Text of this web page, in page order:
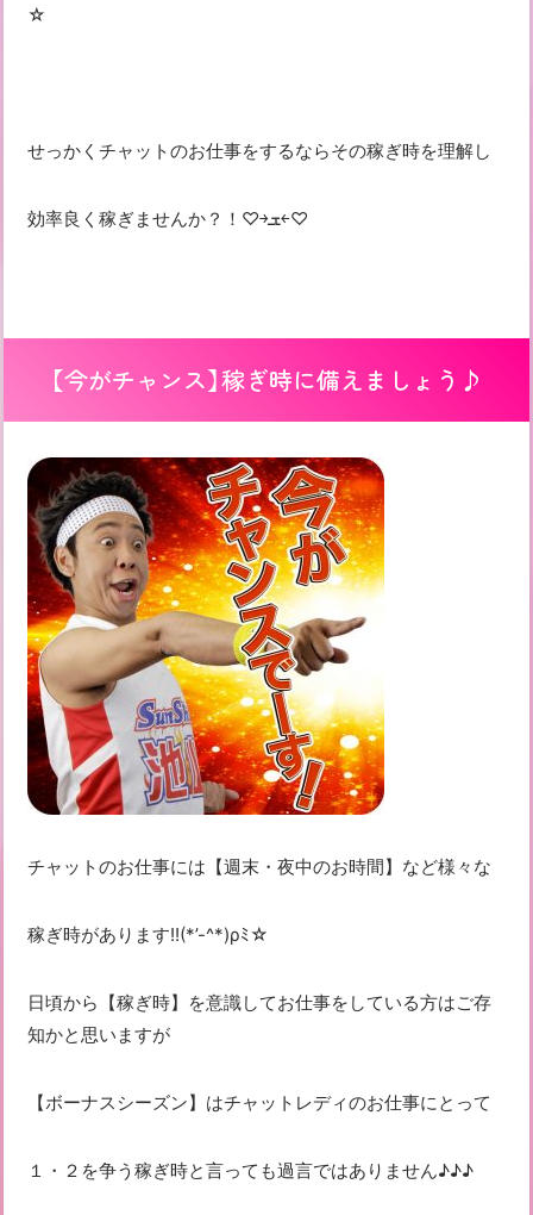
☆
せっかくチャットのお仕事をするならその稼ぎ時を理解し
効率良く稼ぎませんか？！♡￫ܫ￩♡
【今がチャンス】稼ぎ時に備えましょう♪
チャットのお仕事には【週末・夜中のお時間】など様々な
稼ぎ時があります!!(*’-^*)ρﾐ☆
日頃から【稼ぎ時】を意識してお仕事をしている方はご存
知かと思いますが
【ボーナスシーズン】はチャットレディのお仕事にとって
１・２を争う稼ぎ時と言っても過言ではありません♪♪♪